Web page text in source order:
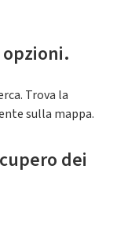
Trova la
sulla mappa.
dei